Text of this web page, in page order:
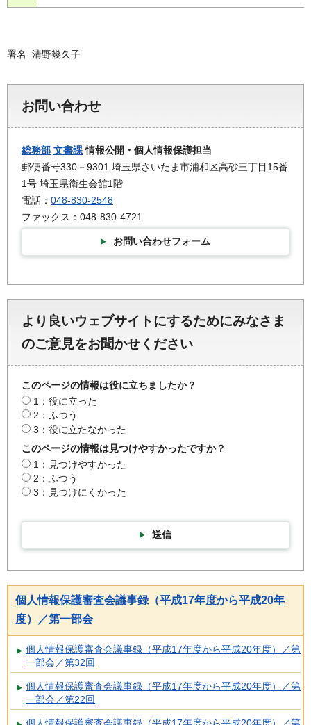
署名 清野幾久子
お問い合わせ
総務部 文書課情報公開・個人情報保護担当
郵便番号330－9301 埼玉県さいたま市浦和区高砂三丁目15番
1号 埼玉県衛生会館1階
電話： 048-830-2548
ファックス：048-830-4721
お問い合わせフォーム
より良いウェブサイトにするためにみなさま
のご意見をお聞かせください
このページの情報は役に立ちましたか？
1：役に立った
2：ふつう
3：役に立たなかった
このページの情報は見つけやすかったですか？
1：見つけやすかった
2：ふつう
3：見つけにくかった
送信
個人情報保護審査会議事録（平成17年度から平成20年
度）／第一部会
個人情報保護審査会議事録（平成17年度から平成20年度）／第
一部会／第32回
個人情報保護審査会議事録（平成17年度から平成20年度）／第
一部会／第22回